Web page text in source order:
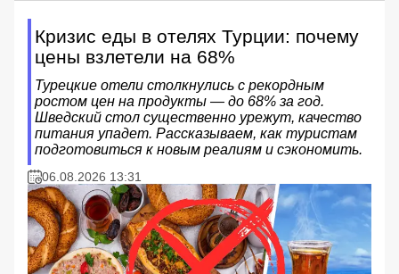
Кризис еды в отелях Турции: почему
цены взлетели на 68%
Турецкие отели столкнулись с рекордным
ростом цен на продукты — до 68% за год.
Шведский стол существенно урежут, качество
питания упадет. Рассказываем, как туристам
подготовиться к новым реалиям и сэкономить.
06.08.2026 13:31